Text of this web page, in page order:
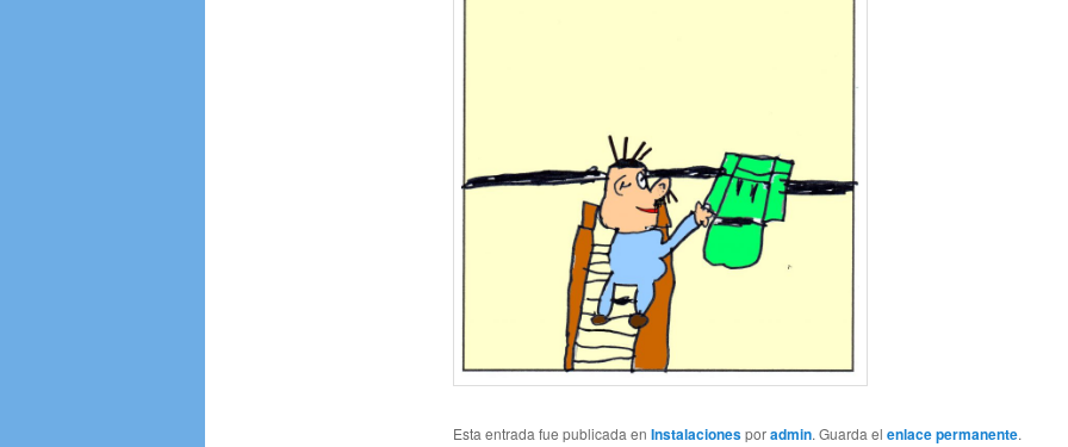
Esta entrada fue publicada en Instalacionesporadmin. Guarda el enlace permanente.